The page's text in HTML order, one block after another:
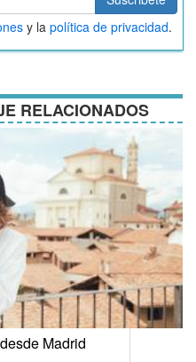
y la política de privacidad.
RELACIONADOS
Madrid